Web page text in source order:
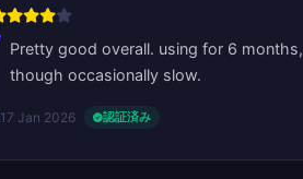
Pretty good overall. using for 6 months,
though occasionally slow.
17 Jan 2026 認証済み